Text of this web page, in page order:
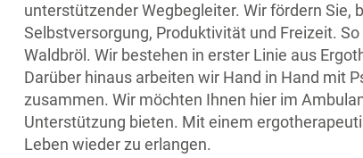
unterstützender Wegbegleiter. Wir fördern Sie,
Selbstversorgung, Produktivität und Freizeit.
Waldbröl. Wir bestehen in erster Linie aus
Darüber hinaus arbeiten wir Hand in Hand mit
zusammen. Wir möchten Ihnen hier im
Unterstützung bieten. Mit einem
Leben wieder zu erlangen.